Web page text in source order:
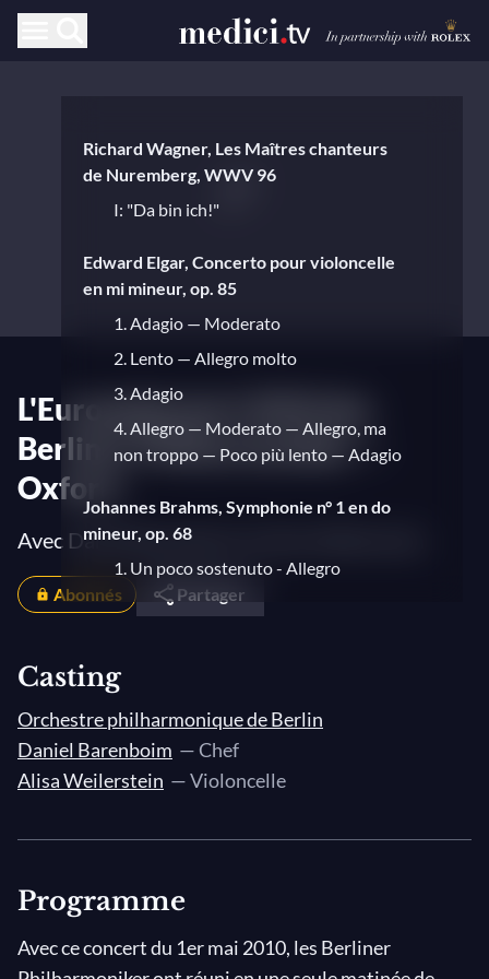
Richard Wagner, Les Maîtres chanteurs
de Nuremberg, WWV 96
I: "Da bin ich!"
Edward Elgar, Concerto pour violoncelle
en mi mineur, op. 85
1. Adagio — Moderato
2. Lento — Allegro molto
3. Adagio
4. Allegro — Moderato — Allegro, ma
non troppo — Poco più lento — Adagio
Johannes Brahms, Symphonie n° 1 en do
mineur, op. 68
1. Un poco sostenuto - Allegro
2. Andante sostenuto
4. Adagio - Allegro non troppo, ma con
brio
L'Europakonzert 2010 des
Berliner Philharmoniker —
Oxford
Avec Daniel Barenboim et Alisa Weilerstein
Abonnés Partager
Casting
Orchestre philharmonique de Berlin
Daniel Barenboim — Chef
Alisa Weilerstein — Violoncelle
Programme
Avec ce concert du 1er mai 2010, les Berliner